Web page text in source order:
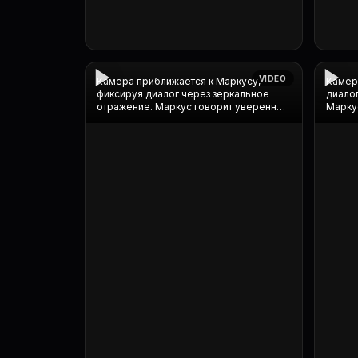
VIDEO
Камера приближается к Маркусу,
фиксируя диалог через зеркальное
отражение. Маркус говорит уверенно,